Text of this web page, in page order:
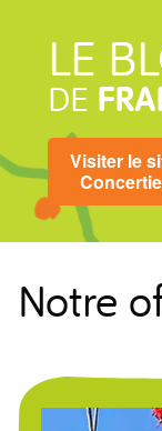
LE
DE
Visiter le
Notre